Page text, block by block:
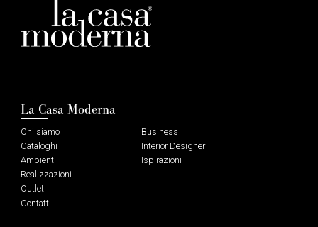
La Casa Moderna
Chi siamo
Cataloghi
Ambienti
Realizzazioni
Outlet
Contatti
Business
Interior Designer
Ispirazioni